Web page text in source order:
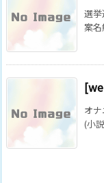
選挙
案名
オ
(小